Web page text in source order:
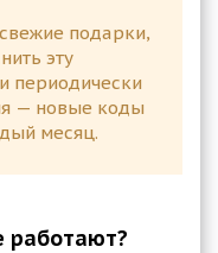
подарки,
эту
периодически
— новые коды
месяц.
работают?